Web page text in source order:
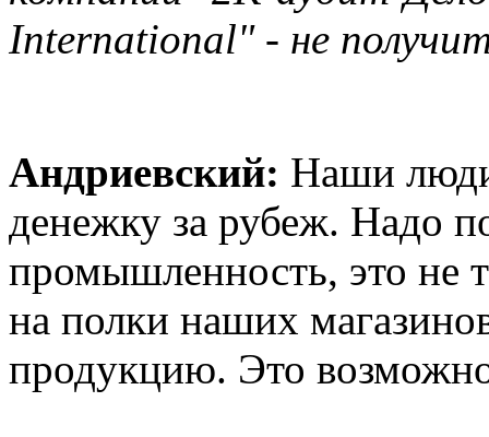
International" - не
Андриевский: Наши
денежку за рубеж. Надо
промышленность, это не
на полки наших
продукцию. Это